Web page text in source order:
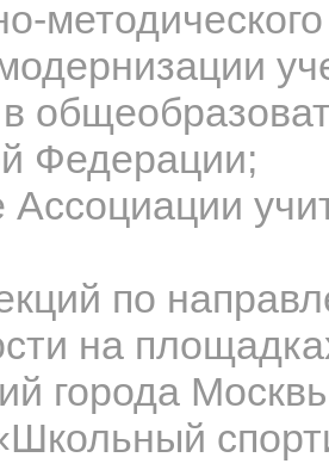
в
Федерации;
Ассоциации
по
на
города